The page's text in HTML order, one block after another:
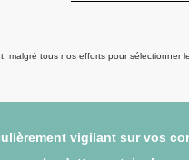
tous nos efforts pour
vigilant sur vos